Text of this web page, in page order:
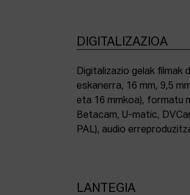
DIGITALIZAZIOA
Digitalizazio gelak filmak
eskanerra, 16 mm, 9,5
eta 16 mmkoa), formatu
Betacam, U-matic,
PAL), audio
LANTEGIA